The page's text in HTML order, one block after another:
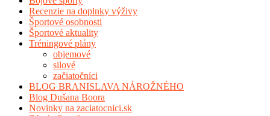
Recenzie na doplnky výživy
Športové osobnosti
Športové aktuality
Tréningové plány
objemové
silové
začiatočníci
BLOG BRANISLAVA NÁROŽNÉHO
Blog Dušana Boora
Novinky na zaciatocnici.sk